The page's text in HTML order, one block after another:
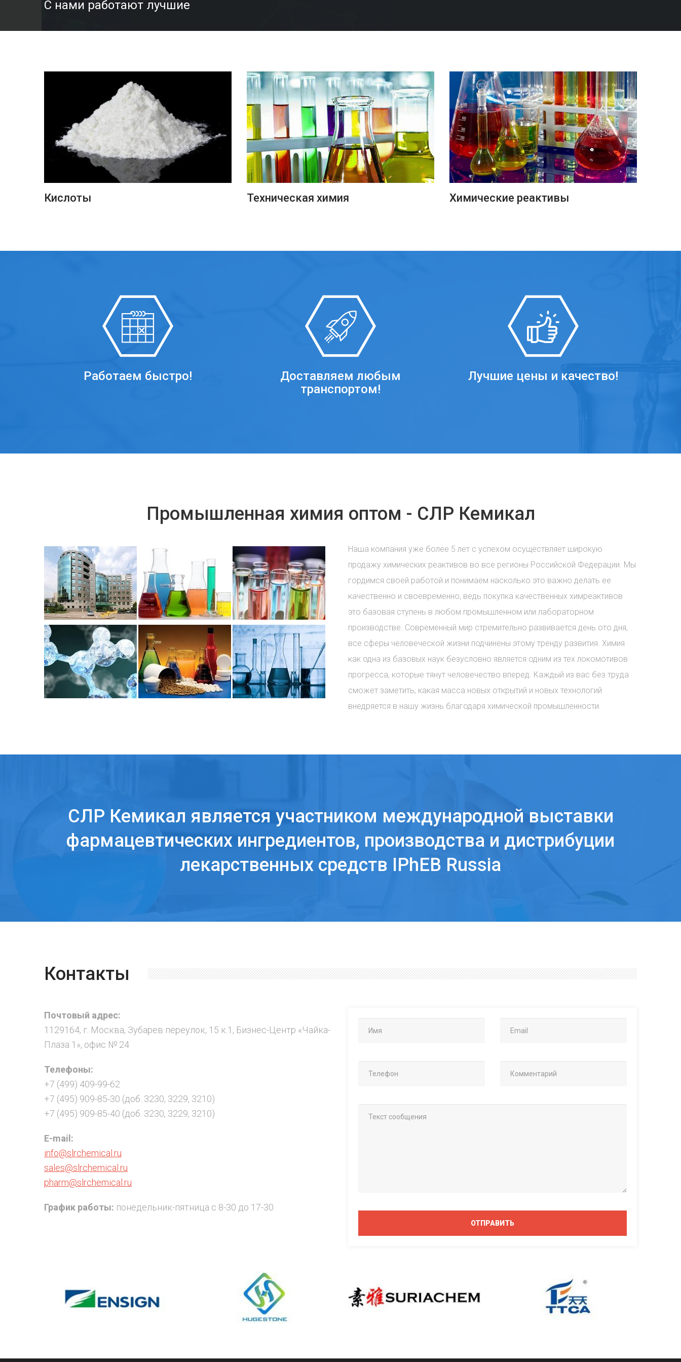
С нами работают лучшие
ПОДРОБНЕЕ
Кислоты
ПОДРОБНЕЕ
Техническая химия
ПОДРОБНЕЕ
Химические реактивы
Работаем быстро!
Доставляем любым
транспортом!
Лучшие цены и качество!
Промышленная химия оптом - СЛР Кемикал
Наша компания уже более 5 лет с успехом осуществляет широкую
продажу химических реактивов во все регионы Российской Федерации. Мы
гордимся своей работой и понимаем насколько это важно делать ее
качественно и своевременно, ведь покупка качественных химреактивов
это базовая ступень в любом промышленном или лабораторном
производстве. Современный мир стремительно развивается день ото дня,
все сферы человеческой жизни подчинены этому тренду развития. Химия
как одна из базовых наук безусловно является одним из тех локомотивов
прогресса, которые тянут человечество вперед. Каждый из вас без труда
сможет заметить, какая масса новых открытий и новых технологий
внедряется в нашу жизнь благодаря химической промышленности.
СЛР Кемикал является участником международной выставки
фармацевтических ингредиентов, производства и дистрибуции
лекарственных средств IPhEB Russia
Контакты
Почтовый адрес:
1129164, г. Москва, Зубарев переулок, 15 к.1, Бизнес-Центр «Чайка-
Плаза 1», офис № 24
Телефоны:
+7 (499) 409-99-62
+7 (495) 909-85-30 (доб. 3230, 3229, 3210)
+7 (495) 909-85-40 (доб. 3230, 3229, 3210)
E-mail:
info@slrchemical.ru
sales@slrchemical.ru
pharm@slrchemical.ru
График работы: понедельник-пятница с 8-30 до 17-30
ОТПРАВИТЬ